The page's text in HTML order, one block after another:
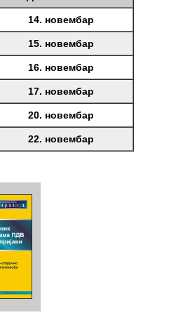
14. новембар
15. новембар
16. новембар
17. новембар
20. новембар
22. новембар